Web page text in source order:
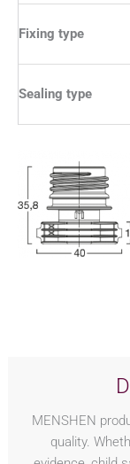
Fixing type
Sealing type
MENSHEN
quality.